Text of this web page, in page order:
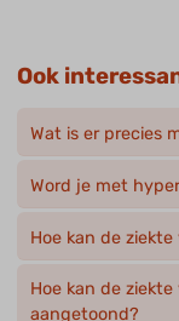
Ook
Wat is er precies
Word je met
Hoe kan de
Hoe kan de
aangetoond?